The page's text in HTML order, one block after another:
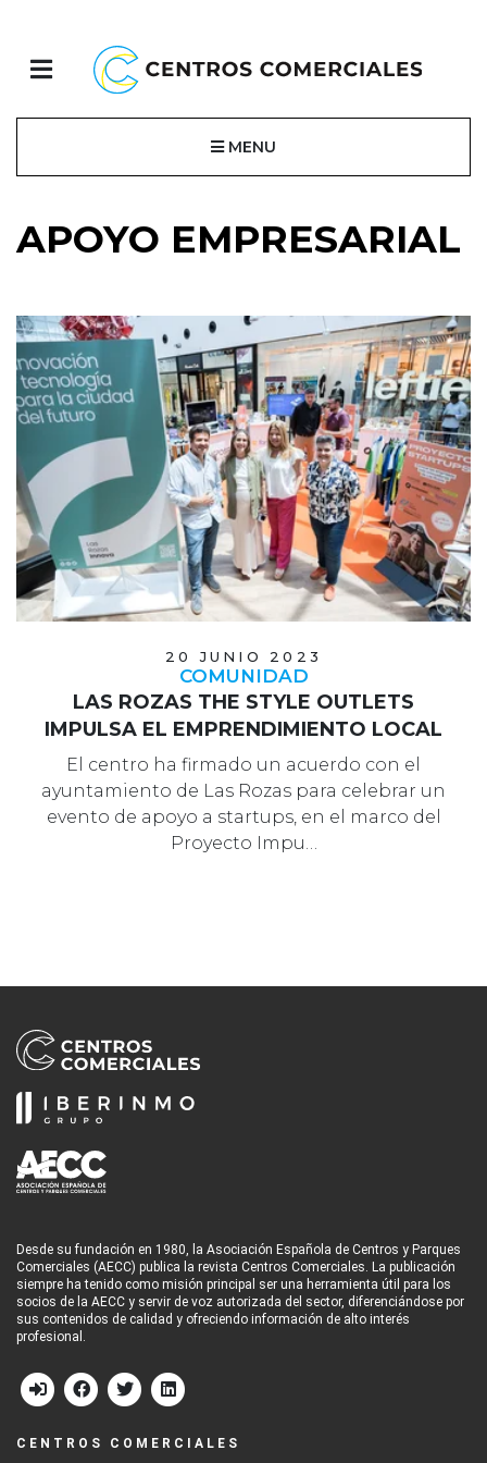
MENU
APOYO EMPRESARIAL
20 JUNIO 2023
COMUNIDAD
LAS ROZAS THE STYLE OUTLETS
IMPULSA EL EMPRENDIMIENTO LOCAL
El centro ha firmado un acuerdo con el
ayuntamiento de Las Rozas para celebrar un
evento de apoyo a startups, en el marco del
Proyecto Impu…
Desde su fundación en 1980, la Asociación Española de Centros y Parques
Comerciales (AECC) publica la revista Centros Comerciales. La publicación
siempre ha tenido como misión principal ser una herramienta útil para los
socios de la AECC y servir de voz autorizada del sector, diferenciándose por
sus contenidos de calidad y ofreciendo información de alto interés
profesional.
CENTROS COMERCIALES